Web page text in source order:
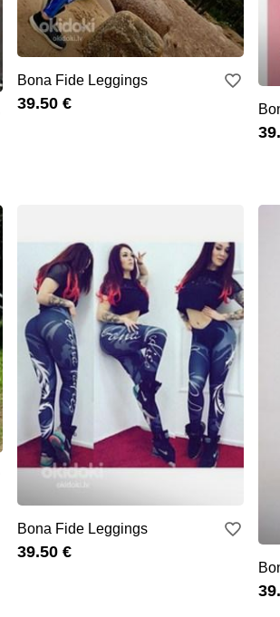
Bona Fide Leggings
39.50 €
Bona Fide Leggings
39.50 €